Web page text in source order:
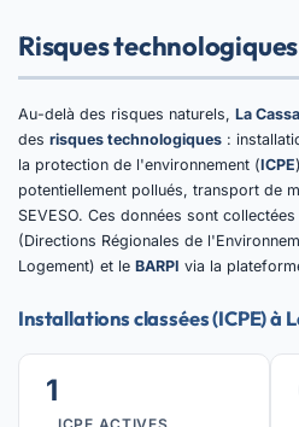
Risques
Au-delà des risques naturels, La
des risques technologiques :
la protection de l'environnement (ICPE
potentiellement pollués, transport de
SEVESO. Ces données sont
(Directions Régionales de
Logement) et le BARPI via la
Installations classées (ICPE) à
1